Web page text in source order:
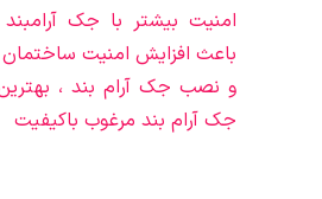
امنیت بیشتر با جک
باعث افزایش امنیت
و نصب جک آرام بند ،
جک آرام بند مرغوب باکیفیت